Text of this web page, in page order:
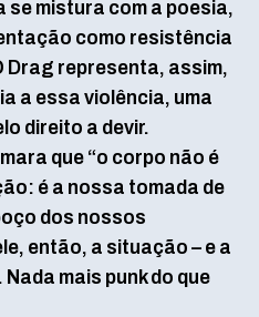
se mistura com a poesia,
como resistência
Drag representa, assim,
a essa violência, uma
direito a devir.
que “o corpo não é
é a nossa tomada de
dos nossos
então, a situação – e a
mais punk do que